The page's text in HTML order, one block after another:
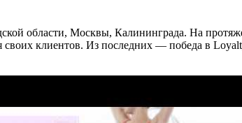
области, Москвы, Калининграда. На
клиентов. Из последних — победа в